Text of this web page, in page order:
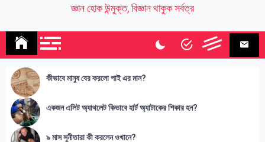
জ্ঞান হোক উন্মুক্ত, বিজ্ঞান থাকুক সর্বত্র
কীভাবে মানুষ বের করলো পাই এর মান?
একজন এলিট অ্যাথলেট কিভাবে হার্ট অ্যাটাকের শিকার হন?
৯ মাস সুনীতারা কী করলেন ওখানে?